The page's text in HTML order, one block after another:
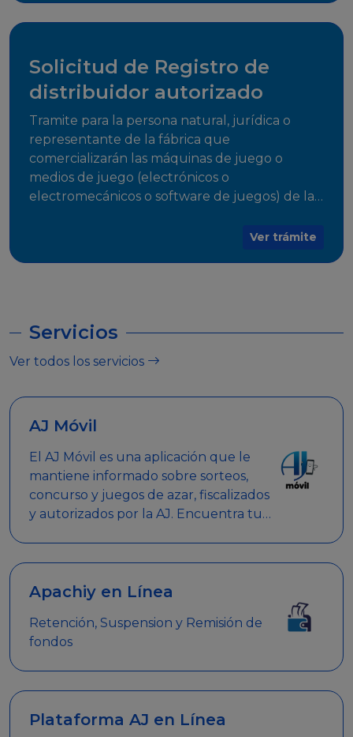
Solicitud de Registro de
distribuidor autorizado
Tramite para la persona natural, jurídica o
representante de la fábrica que
comercializarán las máquinas de juego o
medios de juego (electrónicos o
electromecánicos o software de juegos) de las
Ver trámite
Servicios
Ver todos los servicios
AJ Móvil
El AJ Móvil es una aplicación que le
mantiene informado sobre sorteos,
concurso y juegos de azar, fiscalizados
y autorizados por la AJ. Encuentra tus
clave.
Apachiy en Línea
Retención, Suspension y Remisión de
fondos
Plataforma AJ en Línea